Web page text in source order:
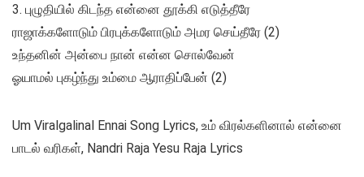
3. புழுதியில் கிடந்த என்னை தூக்கி எடுத்தீரே
ராஜாக்களோடும் பிரபுக்களோடும் அமர செய்தீரே (2)
உந்தனின் அன்பை நான் என்ன சொல்வேன்
ஓயாமல் புகழ்ந்து உம்மை ஆராதிப்பேன் (2)
Um Viralgalinal Ennai Song Lyrics, உம் விரல்களினால் என்னை
பாடல் வரிகள், Nandri Raja Yesu Raja Lyrics